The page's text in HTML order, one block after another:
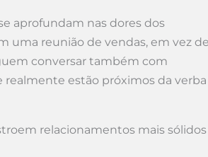
aprofundam nas dores dos
uma reunião de vendas, em vez
conversar também com
realmente estão próximos da verba
relacionamentos mais sólidos